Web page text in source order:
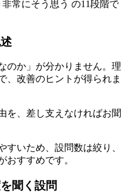
常にそう思う の11段階で
のか」が分かりません。理
、改善のヒントが得られま
を、差し支えなければお聞
すいため、設問数は絞り、
おすすめです。
聞く設問